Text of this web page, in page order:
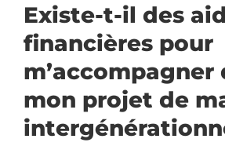
Existe-t-il des
financières pour
m’accompagner
mon projet de